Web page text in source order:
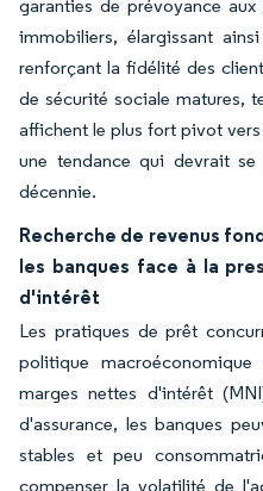
garanties de prévoyance
immobiliers, élargissant
renforçant la fidélité des
de sécurité sociale matures,
affichent le plus fort pivot
une tendance qui devrait
décennie.
Recherche de revenus
les banques face à la
d'intérêt
Les pratiques de prêt
politique
marges nettes d'intérêt
d'assurance, les banques
stables et peu
compenser la volatilité de